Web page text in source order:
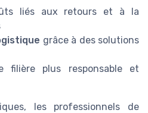
liés aux retours et à la
grâce à des solutions
filière plus responsable et
les professionnels de